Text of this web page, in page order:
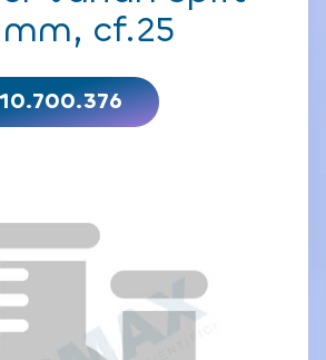
cf.25